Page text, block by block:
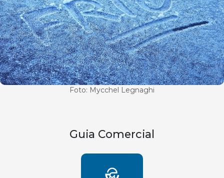
Foto: Mycchel Legnaghi
Guia Comercial